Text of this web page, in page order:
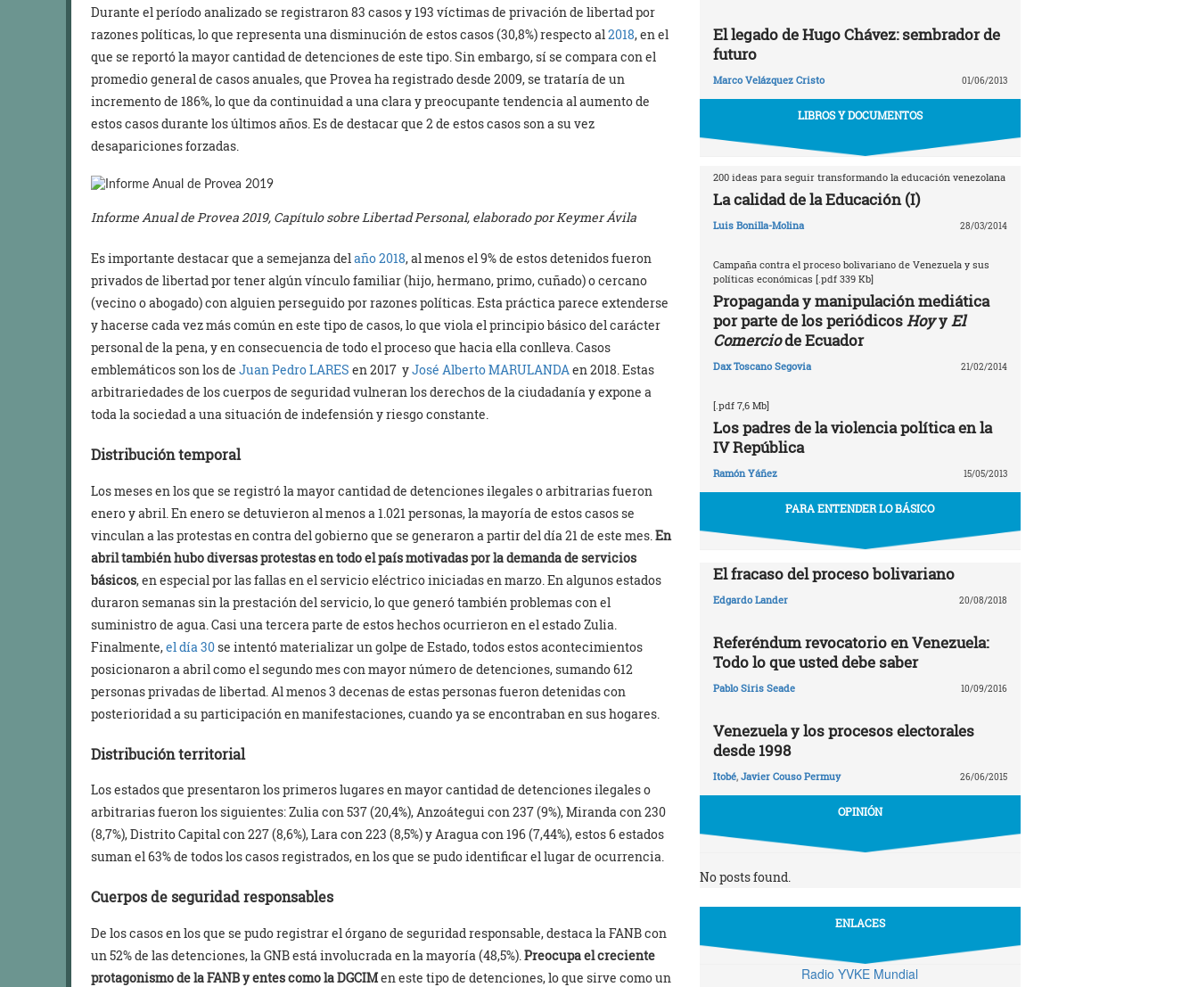
Durante el período analizado se registraron 83 casos y 193 víctimas de privación de libertad por
razones políticas, lo que representa una disminución de estos casos (30,8%) respecto al2018, en el
que se reportó la mayor cantidad de detenciones de este tipo. Sin embargo, sí se compara con el
promedio general de casos anuales, que Provea ha registrado desde 2009, se trataría de un
incremento de 186%, lo que da continuidad a una clara y preocupante tendencia al aumento de
estos casos durante los últimos años. Es de destacar que 2 de estos casos son a su vez
desapariciones forzadas.
Informe Anual de Provea 2019, Capítulo sobre Libertad Personal, elaborado por Keymer Ávila
Es importante destacar que a semejanza delaño 2018, al menos el 9% de estos detenidos fueron
privados de libertad por tener algún vínculo familiar (hijo, hermano, primo, cuñado) o cercano
(vecino o abogado) con alguien perseguido por razones políticas. Esta práctica parece extenderse
y hacerse cada vez más común en este tipo de casos, lo que viola el principio básico del carácter
personal de la pena, y en consecuencia de todo el proceso que hacia ella conlleva. Casos
emblemáticos son los de Juan Pedro LARES en 2017 yJosé Alberto MARULANDAen 2018. Estas
arbitrariedades de los cuerpos de seguridad vulneran los derechos de la ciudadanía y expone a
toda la sociedad a una situación de indefensión y riesgo constante.
Distribución temporal
Los meses en los que se registró la mayor cantidad de detenciones ilegales o arbitrarias fueron
enero y abril. En enero se detuvieron al menos a 1.021 personas, la mayoría de estos casos se
vinculan a las protestas en contra del gobierno que se generaron a partir del día 21 de este mes. En
abril también hubo diversas protestas en todo el país motivadas por la demanda de servicios
básicos, en especial por las fallas en el servicio eléctrico iniciadas en marzo. En algunos estados
duraron semanas sin la prestación del servicio, lo que generó también problemas con el
suministro de agua. Casi una tercera parte de estos hechos ocurrieron en el estado Zulia.
Finalmente,el día 30se intentó materializar un golpe de Estado, todos estos acontecimientos
posicionaron a abril como el segundo mes con mayor número de detenciones, sumando 612
personas privadas de libertad. Al menos 3 decenas de estas personas fueron detenidas con
posterioridad a su participación en manifestaciones, cuando ya se encontraban en sus hogares.
Distribución territorial
Los estados que presentaron los primeros lugares en mayor cantidad de detenciones ilegales o
arbitrarias fueron los siguientes: Zulia con 537 (20,4%), Anzoátegui con 237 (9%), Miranda con 230
(8,7%), Distrito Capital con 227 (8,6%), Lara con 223 (8,5%) y Aragua con 196 (7,44%), estos 6 estados
suman el 63% de todos los casos registrados, en los que se pudo identificar el lugar de ocurrencia.
Cuerpos de seguridad responsables
De los casos en los que se pudo registrar el órgano de seguridad responsable, destaca la FANB con
un 52% de las detenciones, la GNB está involucrada en la mayoría (48,5%). Preocupa el creciente
protagonismo de la FANB y entes como la DGCIMen este tipo de detenciones, lo que sirve como un
El legado de Hugo Chávez: sembrador de
futuro
Marco Velázquez Cristo 01/06/2013
LIBROS Y DOCUMENTOS
200 ideas para seguir transformando la educación venezolana
La calidad de la Educación (I)
Luis Bonilla-Molina 28/03/2014
Campaña contra el proceso bolivariano de Venezuela y sus
políticas económicas [.pdf 339 Kb]
Propaganda y manipulación mediática
por parte de los periódicosHoyyEl
Comerciode Ecuador
Dax Toscano Segovia 21/02/2014
[.pdf 7,6 Mb]
Los padres de la violencia política en la
IV República
Ramón Yáñez 15/05/2013
PARA ENTENDER LO BÁSICO
El fracaso del proceso bolivariano
Edgardo Lander 20/08/2018
Referéndum revocatorio en Venezuela:
Todo lo que usted debe saber
Pablo Siris Seade 10/09/2016
Venezuela y los procesos electorales
desde 1998
Itobé, Javier Couso Permuy 26/06/2015
OPINIÓN
No posts found.
ENLACES
Radio YVKE Mundial